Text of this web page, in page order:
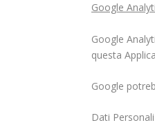
Google
Google
questa
Google
Dati